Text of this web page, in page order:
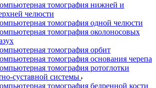
томография нижней и
челюсти
томография одной челюсти
томография околоносовых
томография орбит
томография основания черепа
томография ротоглотки
суставной системы
томография бедренной кости